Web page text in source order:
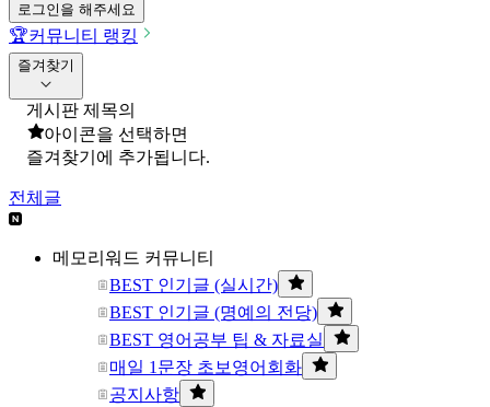
로그인을 해주세요
🏆커뮤니티 랭킹
즐겨찾기
게시판 제목의
아이콘을 선택하면
즐겨찾기에 추가됩니다.
전체글
메모리워드 커뮤니티
BEST 인기글 (실시간)
BEST 인기글 (명예의 전당)
BEST 영어공부 팁 & 자료실
매일 1문장 초보영어회화
공지사항